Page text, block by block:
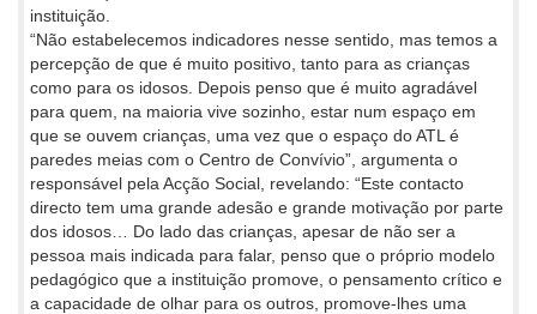
instituição.
“Não estabelecemos indicadores nesse sentido, mas temos a
percepção de que é muito positivo, tanto para as crianças
como para os idosos. Depois penso que é muito agradável
para quem, na maioria vive sozinho, estar num espaço em
que se ouvem crianças, uma vez que o espaço do ATL é
paredes meias com o Centro de Convívio”, argumenta o
responsável pela Acção Social, revelando: “Este contacto
directo tem uma grande adesão e grande motivação por parte
dos idosos… Do lado das crianças, apesar de não ser a
pessoa mais indicada para falar, penso que o próprio modelo
pedagógico que a instituição promove, o pensamento crítico e
a capacidade de olhar para os outros, promove-lhes uma